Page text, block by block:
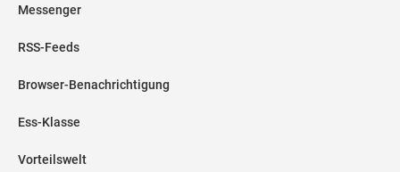
Messenger
RSS-Feeds
Browser-Benachrichtigung
Ess-Klasse
Vorteilswelt